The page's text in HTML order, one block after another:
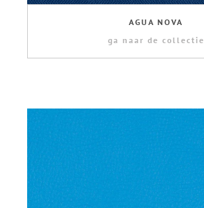
AGUA NOVA
ga naar de collectie